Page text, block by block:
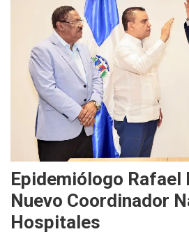
Epidemiólogo Rafael
Nuevo Coordinador
Hospitales